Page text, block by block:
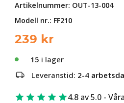
Artikelnummer: OUT-13-004
Modell nr.: FF210
239 kr
15 i lager
Leveranstid: 2-4
4.8 av 5.0 -